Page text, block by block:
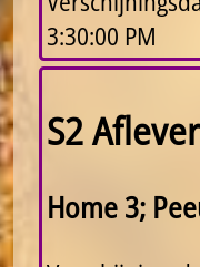
3:30:00 PM
S2
Home 3;